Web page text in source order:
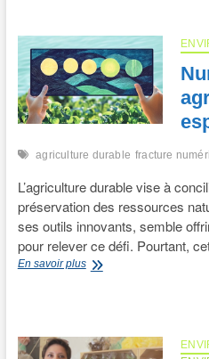
pastoralisme
?
agriculture durable fracture
L’agriculture durable vise à
préservation des ressources
ses outils innovants, semble
pour relever ce défi. Pourtant,
En savoir plusNumérique
espoir